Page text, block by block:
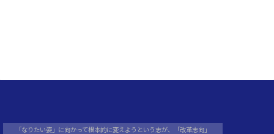
「なりたい姿」に向かって根本的に変えようという志が、「改革志向」